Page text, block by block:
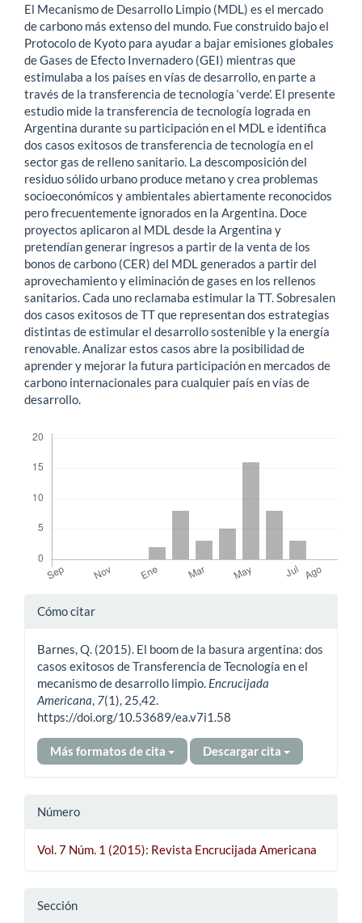
artículo
El Mecanismo de Desarrollo Limpio (MDL) es el mercado
de carbono más extenso del mundo. Fue construido bajo el
Protocolo de Kyoto para ayudar a bajar emisiones globales
de Gases de Efecto Invernadero (GEI) mientras que
estimulaba a los países en vías de desarrollo, en parte a
través de la transferencia de tecnología ‘verde’. El presente
estudio mide la transferencia de tecnología lograda en
Argentina durante su participación en el MDL e identifica
dos casos exitosos de transferencia de tecnología en el
sector gas de relleno sanitario. La descomposición del
residuo sólido urbano produce metano y crea problemas
socioeconómicos y ambientales abiertamente reconocidos
pero frecuentemente ignorados en la Argentina. Doce
proyectos aplicaron al MDL desde la Argentina y
pretendían generar ingresos a partir de la venta de los
bonos de carbono (CER) del MDL generados a partir del
aprovechamiento y eliminación de gases en los rellenos
sanitarios. Cada uno reclamaba estimular la TT. Sobresalen
dos casos exitosos de TT que representan dos estrategias
distintas de estimular el desarrollo sostenible y la energía
renovable. Analizar estos casos abre la posibilidad de
aprender y mejorar la futura participación en mercados de
carbono internacionales para cualquier país en vías de
desarrollo.
Detalles
artículo
Cómo citar
Barnes, Q. (2015). El boom de la basura argentina: dos
casos exitosos de Transferencia de Tecnología en el
mecanismo de desarrollo limpio. Encrucijada
Americana, 7(1), 25,42.
https://doi.org/10.53689/ea.v7i1.58
Más formatos de cita Descargar cita
Número
Vol. 7 Núm. 1 (2015): Revista Encrucijada Americana
Sección